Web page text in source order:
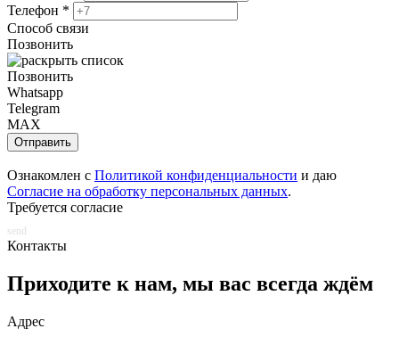
Телефон *
Способ связи
Позвонить
Позвонить
Whatsapp
Telegram
MAX
Отправить
Ознакомлен с Политикой конфиденциальности и даю
Согласие на обработку персональных данных.
Требуется согласие
send
Контакты
Приходите к нам, мы вас всегда ждём
Адрес